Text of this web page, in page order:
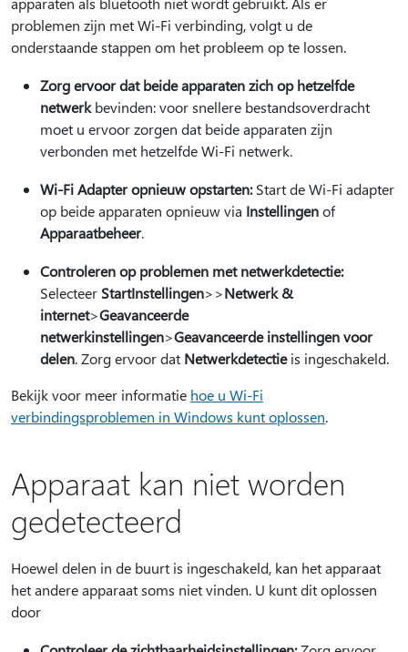
problemen zijn met Wi-Fi verbinding, volgt u de
onderstaande stappen om het probleem op te lossen.
Zorg ervoor dat beide apparaten zich op hetzelfde
netwerkbevinden: voor snellere bestandsoverdracht
moet u ervoor zorgen dat beide apparaten zijn
verbonden met hetzelfde Wi-Fi netwerk.
Wi-Fi Adapter opnieuw opstarten:Start de Wi-Fi adapter
op beide apparaten opnieuw via Instellingenof
Apparaatbeheer.
Controleren op problemen met netwerkdetectie:
Selecteer StartInstellingen>>Netwerk &
internet>Geavanceerde
netwerkinstellingen>Geavanceerde instellingen voor
delen. Zorg ervoor dat Netwerkdetectieis ingeschakeld.
Bekijk voor meer informatie hoe u Wi-Fi
verbindingsproblemen in Windows kunt oplossen.
Apparaat kan niet worden
gedetecteerd
Hoewel delen in de buurt is ingeschakeld, kan het apparaat
het andere apparaat soms niet vinden. U kunt dit oplossen
door